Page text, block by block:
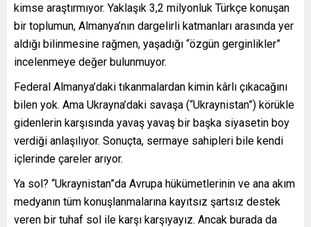
kimse araştırmıyor. Yaklaşık 3,2 milyonluk Türkçe konuşan
bir toplumun, Almanya’nın dargelirli katmanları arasında yer
aldığı bilinmesine rağmen, yaşadığı “özgün gerginlikler”
incelenmeye değer bulunmuyor.
Federal Almanya’daki tıkanmalardan kimin kârlı çıkacağını
bilen yok. Ama Ukrayna’daki savaşa (“Ukraynistan”) körükle
gidenlerin karşısında yavaş yavaş bir başka siyasetin boy
verdiği anlaşılıyor. Sonuçta, sermaye sahipleri bile kendi
içlerinde çareler arıyor.
Ya sol? “Ukraynistan”da Avrupa hükümetlerinin ve ana akım
medyanın tüm konuşlanmalarına kayıtsız şartsız destek
veren bir tuhaf sol ile karşı karşıyayız. Ancak burada da